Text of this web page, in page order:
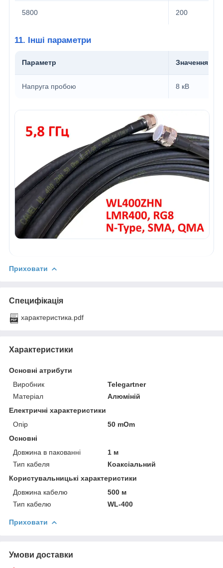
5800 200
11. Інші параметри
Параметр Значення
Напруга пробою 8 кВ
Приховати
Специфікація
характеристика.pdf
Характеристики
Основні атрибути
Виробник
Telegartner
Матеріал
Алюміній
Електричні характеристики
Опір
50 mOm
Основні
Довжина в пакованні
1 м
Тип кабеля
Коаксіальний
Користувальницькі характеристики
Довжина кабелю
500 м
Тип кабелю
WL-400
Приховати
Умови доставки